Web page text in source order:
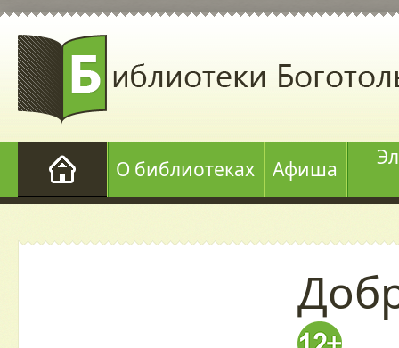
О библиотеках Афиша